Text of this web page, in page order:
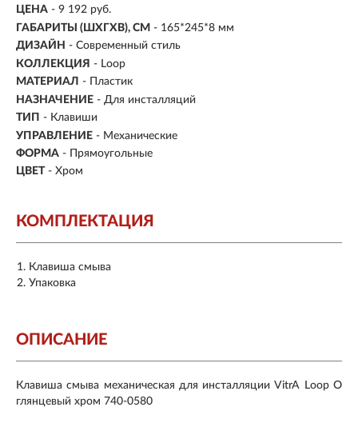
ЦЕНА - 9 192 руб.
ГАБАРИТЫ (ШХГХВ), СМ - 165*245*8 мм
ДИЗАЙН - Современный стиль
КОЛЛЕКЦИЯ - Loop
МАТЕРИАЛ -
Пластик
НАЗНАЧЕНИЕ - Для инсталляций
ТИП - Клавиши
УПРАВЛЕНИЕ - Механические
ФОРМА - Прямоугольные
ЦВЕТ - Хром
КОМПЛЕКТАЦИЯ
Клавиша смыва
Упаковка
ОПИСАНИЕ
Клавиша смыва механическая для инсталляции VitrA Loop O
глянцевый хром 740-0580